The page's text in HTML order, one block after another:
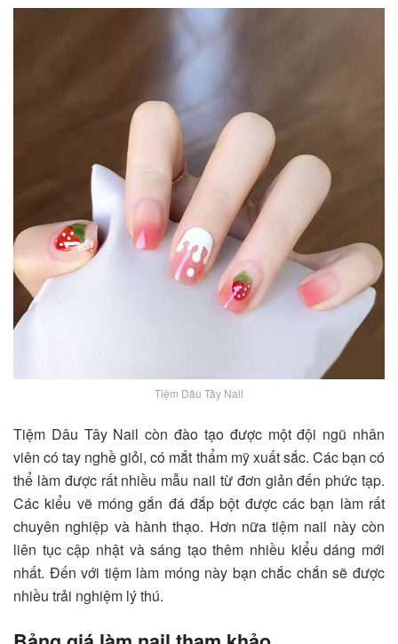
Tiệm Dâu Tây Nail
Tiệm Dâu Tây Nail còn đào tạo được một đội ngũ nhân
viên có tay nghề giỏi, có mắt thẩm mỹ xuất sắc. Các bạn có
thể làm được rất nhiều mẫu nail từ đơn giản đến phức tạp.
Các kiểu vẽ móng gắn đá đắp bột được các bạn làm rất
chuyên nghiệp và hành thạo. Hơn nữa tiệm nail này còn
liên tục cập nhật và sáng tạo thêm nhiều kiểu dáng mới
nhất. Đến với tiệm làm móng này bạn chắc chắn sẽ được
nhiều trải nghiệm lý thú.